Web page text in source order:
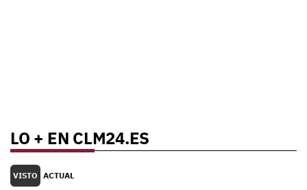
LO + EN CLM24.ES
VISTO ACTUAL